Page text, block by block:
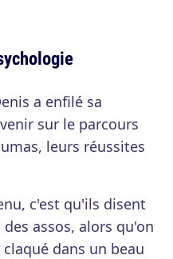
a enfilé sa
sur le parcours
leurs réussites
c'est qu'ils disent
assos, alors qu'on
dans un beau